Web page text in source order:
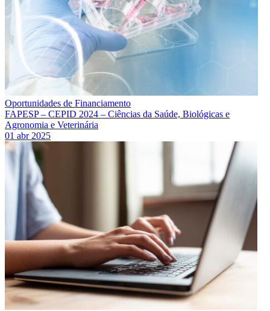
Oportunidades de Financiamento
FAPESP – CEPID 2024 – Ciências da Saúde, Biológicas e
Agronomia e Veterinária
01 abr 2025